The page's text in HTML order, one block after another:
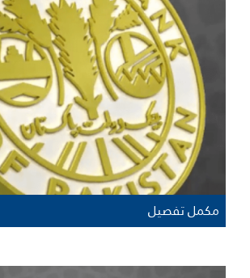
مکمل تفصیل